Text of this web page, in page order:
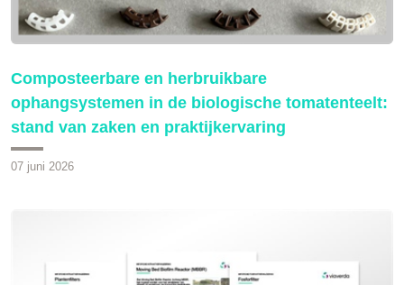
Composteerbare en herbruikbare
ophangsystemen in de biologische tomatenteelt:
stand van zaken en praktijkervaring
07 juni 2026